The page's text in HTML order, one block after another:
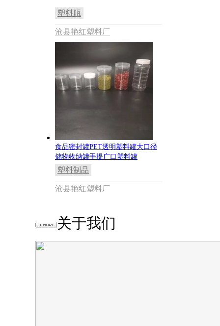
塑料瓶
沧县艳红塑料厂
食品密封罐PET透明塑料罐大口径
储物收纳罐手提广口塑料罐
塑料制品
沧县艳红塑料厂
关于我们